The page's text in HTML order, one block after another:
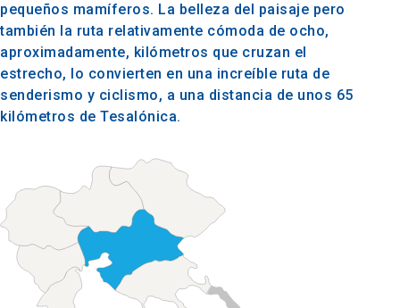
pequeños mamíferos. La belleza del paisaje pero
también la ruta relativamente cómoda de ocho,
aproximadamente, kilómetros que cruzan el
estrecho, lo convierten en una increíble ruta de
senderismo y ciclismo, a una distancia de unos 65
kilómetros de Tesalónica.